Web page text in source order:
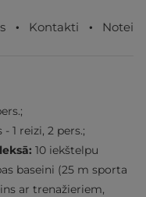
Kontakti
1 reizi, 2 pers.;
10 iekštelpu
baseini (25 m sporta
ar trenažieriem,